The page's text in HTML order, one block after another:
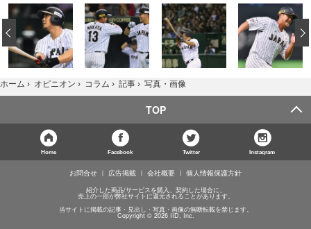
‹
ホーム › オピニオン › コラム › 記事 › 写真・画像
TOP
Home Facebook Twitter Instagram
お問合せ 広告掲載 会社概要 個人情報保護方針
紹介した商品/サービスを購入、契約した場合に、
売上の一部が弊社サイトに還元されることがあります。
当サイトに掲載の記事・見出し・写真・画像の無断転載を禁じます。
Copyright © 2026 IID, Inc.